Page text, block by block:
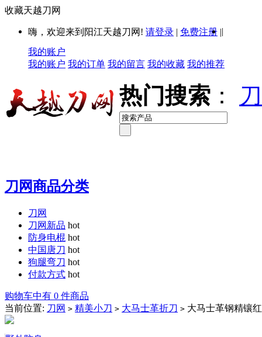
收藏天越刀网
嗨，欢迎来到阳江天越刀网! 请登录 | 免费注册 ||
我的账户
我的账户 我的订单 我的留言 我的收藏 我的推荐
热门搜索 ：
刀网商品分类
刀网
刀网新品 hot
防身电棍 hot
中国唐刀 hot
狗腿弯刀 hot
付款方式 hot
购物车中有 0 件商品
当前位置: 刀网 > 精美小刀 > 大马士革折刀 > 大马士革钢精镶